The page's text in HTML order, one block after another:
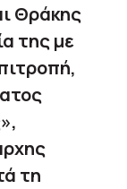
Θράκης
της με
τη